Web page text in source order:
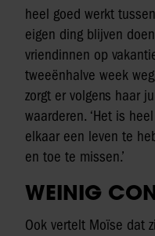
heel goed werkt
eigen ding blijven
vriendinnen op
tweeënhalve week
zorgt er volgens haar
waarderen. ‘Het is
elkaar een leven te
en toe te missen.’
WEINIG
Ook vertelt Moïse dat